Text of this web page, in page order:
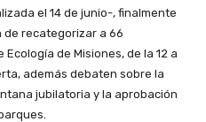
el 14 de junio-, finalmente
de recategorizar a 66
de Misiones, de la 12 a
además debaten sobre la
jubilatoria y la aprobación